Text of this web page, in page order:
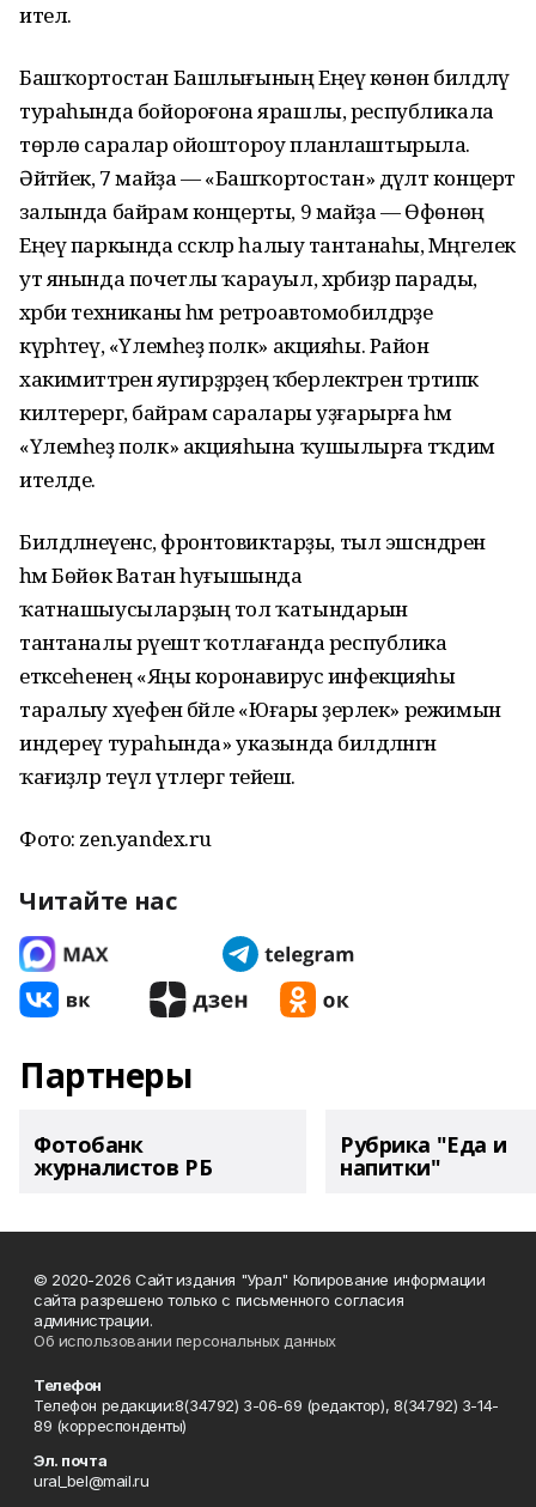
ителә.
Башҡортостан Башлығының Еңеү көнөн билдәләү
тураһында бойороғона ярашлы, республикала
төрлө саралар ойоштороу планлаштырыла.
Әйтәйек, 7 майҙа — «Башҡортостан» дәүләт концерт
залында байрам концерты, 9 майҙа — Өфөнөң
Еңеү паркында сәскәләр һалыу тантанаһы, Мәңгелек
ут янында почетлы ҡарауыл, хәрбиҙәр парады,
хәрби техниканы һәм ретроавтомобилдәрҙе
күрһәтеү, «Үлемһеҙ полк» акцияһы. Район
хакимиәттәренә яугирҙәрҙең ҡәберлектәрен тәртипкә
килтерергә, байрам саралары уҙғарырға һәм
«Үлемһеҙ полк» акцияһына ҡушылырға тәҡдим
ителде.
Билдәләнеүенсә, фронтовиктарҙы, тыл эшсәндәрен
һәм Бөйөк Ватан һуғышында
ҡатнашыусыларҙың тол ҡатындарын
тантаналы рәүештә ҡотлағанда республика
етәксеһенең «Яңы коронавирус инфекцияһы
таралыу хәүефенә бәйле «Юғары әҙерлек» режимын
индереү тураһында» указында билдәләнгән
ҡағиҙәләр теүәл үтәлергә тейеш.
Фото: zen.yandex.ru
Читайте нас
Партнеры
Фотобанк
журналистов РБ
Рубрика "Еда и
напитки"
© 2020-2026 Сайт издания "Урал" Копирование информации
сайта разрешено только с письменного согласия
администрации.
Об использовании персональных данных
Телефон
Телефон редакции:8(34792) 3-06-69 (редактор), 8(34792) 3-14-
89 (корреспонденты)
Эл. почта
ural_bel@mail.ru